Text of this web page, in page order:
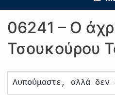
06241 – Ο
Τσουκούρου
Λυπούμαστε, αλλά δεν